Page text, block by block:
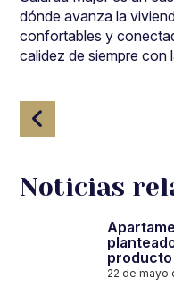
dónde avanza la
confortables y
calidez de siempre con
Navegación
entradas
Noticias
22 de mayo